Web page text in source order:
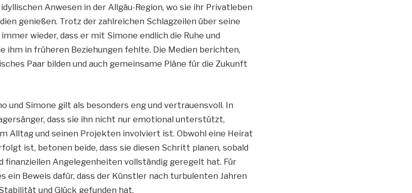
Anwesen in der Allgäu-Region, wo sie ihr Privatleben
genießen. Trotz der zahlreichen Schlagzeilen über seine
wieder, dass er mit Simone endlich die Ruhe und
ihm in früheren Beziehungen fehlte. Die Medien berichten,
Paar bilden und auch gemeinsame Pläne für die Zukunft
und Simone gilt als besonders eng und vertrauensvoll. In
dass sie ihn nicht nur emotional unterstützt,
Alltag und seinen Projekten involviert ist. Obwohl eine Heirat
ist, betonen beide, dass sie diesen Schritt planen, sobald
finanziellen Angelegenheiten vollständig geregelt hat. Für
ein Beweis dafür, dass der Künstler nach turbulenten Jahren
und Glück gefunden hat.